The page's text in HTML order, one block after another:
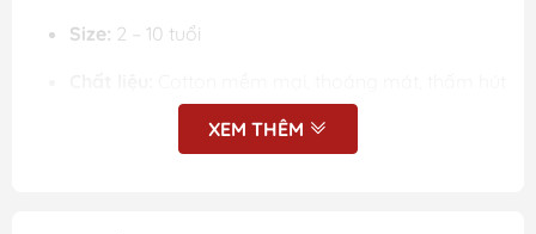
Size: 2 – 10 tuổi
1 áo thun cộc tay + 1 quần short
XEM THÊM